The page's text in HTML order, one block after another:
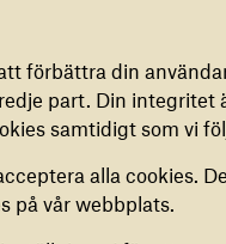
säger
en fråga i huvudet: är
på universitetet och
däribland 1,3 miljoner
att vår webbplats ska
in anonym
eller inaktivera
förbättra din
part. Din integritet
samtidigt som vi
alla cookies.
på vår webbplats.